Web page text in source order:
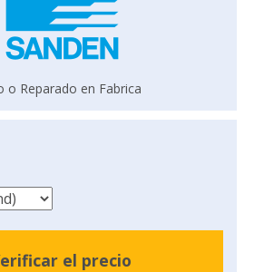
o Reparado en Fabrica
el precio